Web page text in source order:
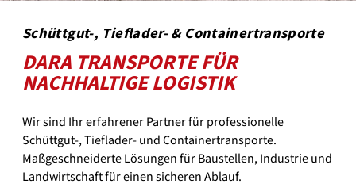
DARA TRANSPORTE FÜR
NACHHALTIGE LOGISTIK
Schüttgut-, Tieflader- & Containertransporte
Wir sind Ihr erfahrener Partner für professionelle
Schüttgut-, Tieflader- und Containertransporte.
Maßgeschneiderte Lösungen für Baustellen, Industrie und
Landwirtschaft für einen sicheren Ablauf.